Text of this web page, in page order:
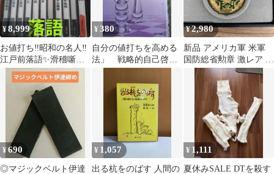
¥8,999
お値打ち‼️昭和の名人‼️
江戸前落語✨️滑稽噺選
１０枚セット➕️２枚✨️
¥380
自分の値打ちを高める
法」 戦略的自己啓発
(元IBM経営常務)
¥2,980
新品 アメリカ軍 米軍
国防総省勲章 激レア 入
手困難 希少 お値打ち品
¥690
◎マジックベルト伊達
¥ 1,057
出る杭をのばす 人間の
¥ 1,111
夏休みSALE DTを殺す